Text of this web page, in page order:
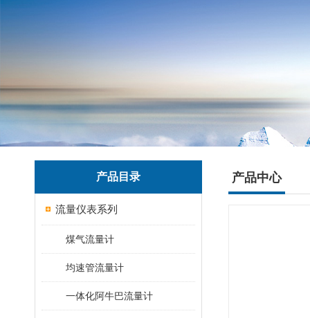
产品目录
流量仪表系列
煤气流量计
均速管流量计
一体化阿牛巴流量计
产品中心